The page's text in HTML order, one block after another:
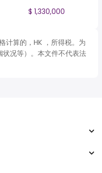
$ 1,330,000
计算的，HK ，所得税。为
况等）。本文件不代表法